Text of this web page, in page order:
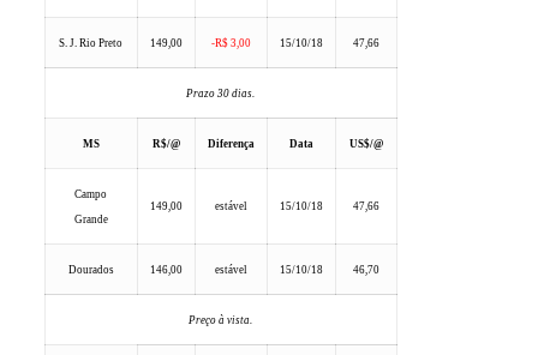
S. J. Rio Preto 149,00 -R$ 3,00 15/10/18 47,66
Prazo 30 dias.
MS R$/@ Diferença Data US$/@
Campo
Grande
149,00 estável 15/10/18 47,66
Dourados 146,00 estável 15/10/18 46,70
Preço à vista.